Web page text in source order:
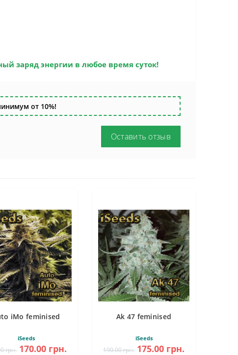
заряд энергии в любое время суток!
от 10%!
Оставить отзыв
iMo feminised
iSeeds
грн. 170.00 грн.
Ak 47 feminised
iSeeds
190.00 грн. 175.00 грн.